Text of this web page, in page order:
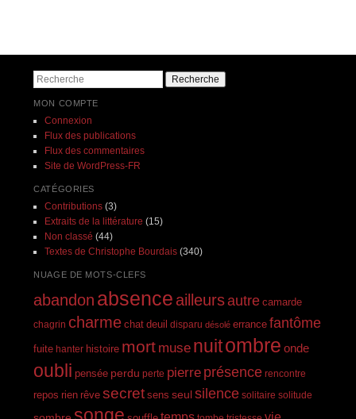
Recherche
MON COMPTE
Connexion
Flux des publications
Flux des commentaires
Site de WordPress-FR
CATÉGORIES
Contributions(3)
Extraits de la littérature (15)
Non classé (44)
Textes de Christophe Bourdais(340)
NUAGE DE MOTS-CLEFS
abandon absence ailleursautre camarde
chagrin charme chat deuil disparu désolé errance fantôme
fuite hanter histoire mort muse nuitombre onde
oubli pensée perdu perte pierre présence rencontre
repos rien rêve secret sens seul silence solitaire solitude
songe